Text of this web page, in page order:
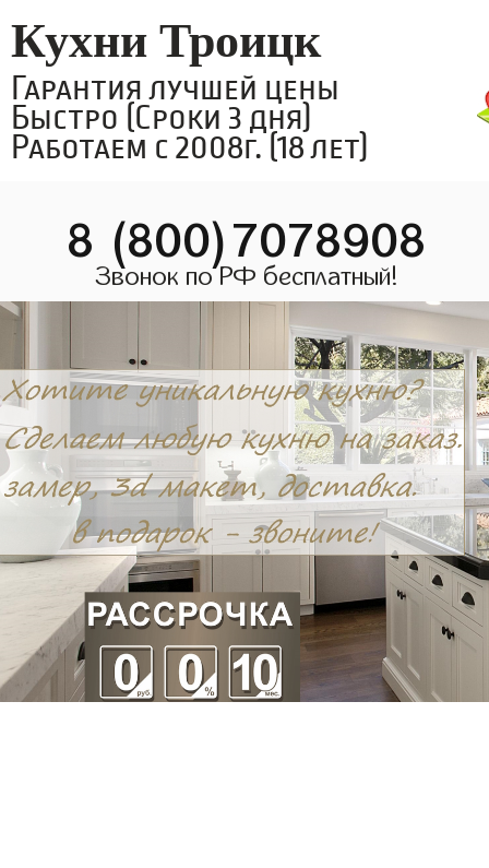
Кухни Троицк
Гарантия лучшей цены
Быстро (Сроки 3 дня)
Работаем с 2008г. (18 лет)
8 (800)7078908
Звонок по РФ бесплатный!